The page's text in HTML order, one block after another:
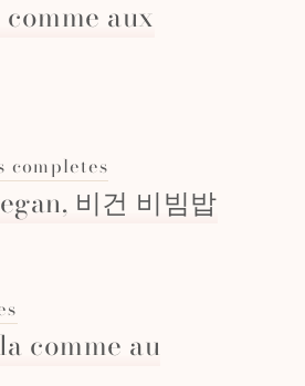
aux
completes
비건 비빔밥
comme au